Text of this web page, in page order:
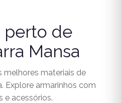
perto de
Mansa
melhores materiais de
Explore armarinhos com
e acessórios.